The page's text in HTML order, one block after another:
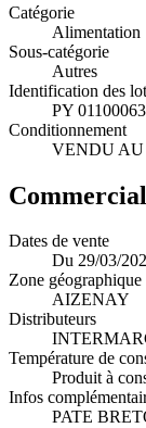
Catégorie
Alimentation
Sous-catégorie
Autres
Identification des
PY
Conditionnement
VENDU AU
Dates de vente
Du 29/03/
Zone géographique
AIZENAY
Distributeurs
Température de
Produit à
Infos
PATE